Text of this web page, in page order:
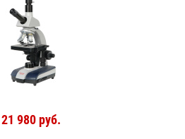
21 980 руб.